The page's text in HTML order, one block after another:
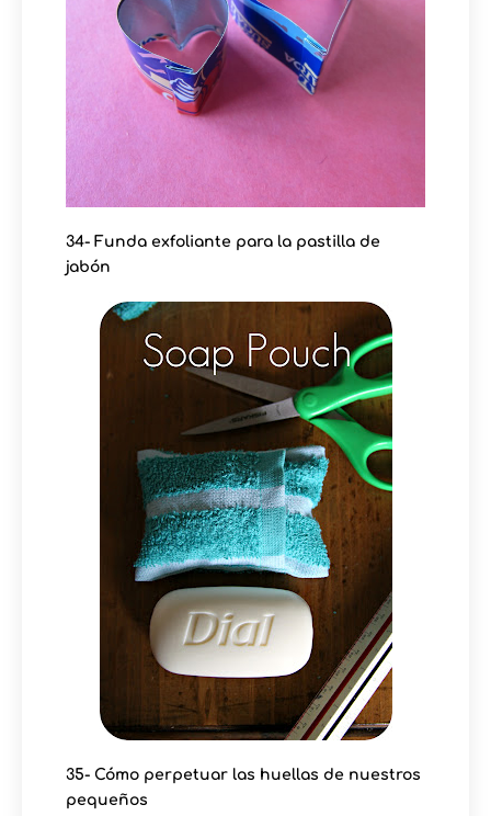
34- Funda exfoliante para la pastilla de
jabón
35- Cómo perpetuar las huellas de nuestros
pequeños